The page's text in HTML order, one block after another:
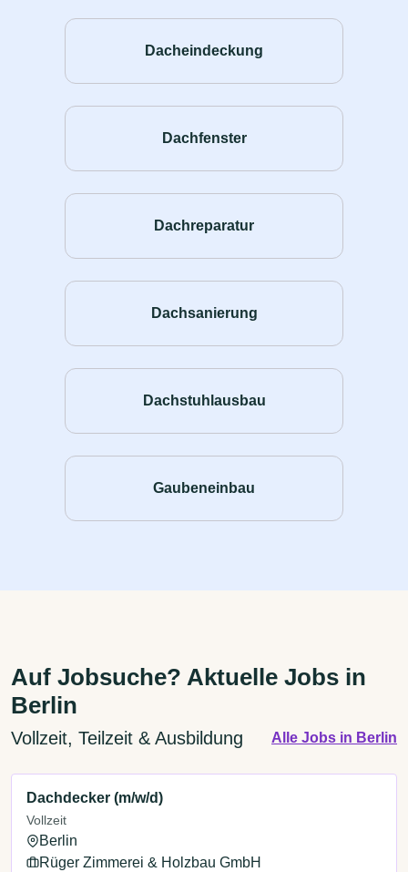
Dacheindeckung
Dachfenster
Dachreparatur
Dachsanierung
Dachstuhlausbau
Gaubeneinbau
Auf Jobsuche? Aktuelle Jobs in
Berlin
Vollzeit, Teilzeit & Ausbildung Alle Jobs in Berlin
Dachdecker (m/w/d)
Vollzeit
Berlin
Rüger Zimmerei & Holzbau GmbH